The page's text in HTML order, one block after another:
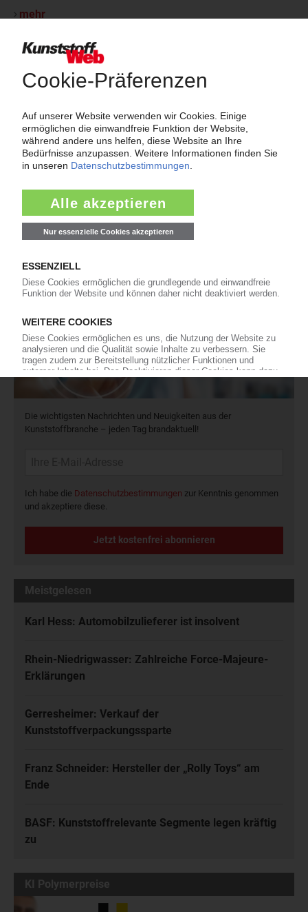
mehr
Thema "Force Majeure"
Force Majeure in der Kunststoffindustrie
wenn der Lieferant nicht mehr liefert – Informationen zum
Themenkomplex Force Majeure, Corona und Kunststoff-
Preisentwicklung sowie Tipps für die Praxis.
Newsletter
Die wichtigsten Nachrichten und Neuigkeiten aus der
Kunststoffbranche – jeden Tag brandaktuell!
Ich habe die Datenschutzbestimmungen zur Kenntnis genommen
und akzeptiere diese.
Jetzt kostenfrei abonnieren
Meistgelesen
Karl Hess: Automobilzulieferer ist insolvent
Rhein-Niedrigwasser: Zahlreiche Force-Majeure-
Erklärungen
Gerresheimer: Verkauf der
Kunststoffverpackungssparte
Franz Schneider: Hersteller der „Rolly Toys“ am
Ende
BASF: Kunststoffrelevante Segmente legen kräftig
zu
KI Polymerpreise